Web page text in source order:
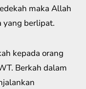
maka Allah
yang berlipat.
kepada orang
Berkah dalam